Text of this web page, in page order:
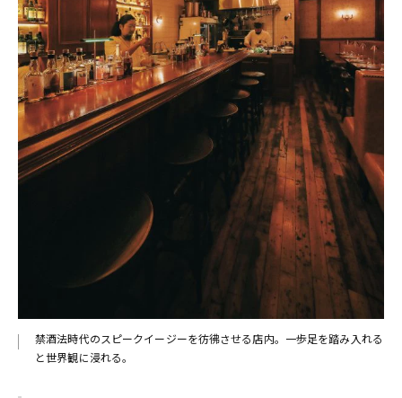
禁酒法時代のスピークイージーを彷彿させる店内。一歩足を踏み入れる
と世界観に浸れる。